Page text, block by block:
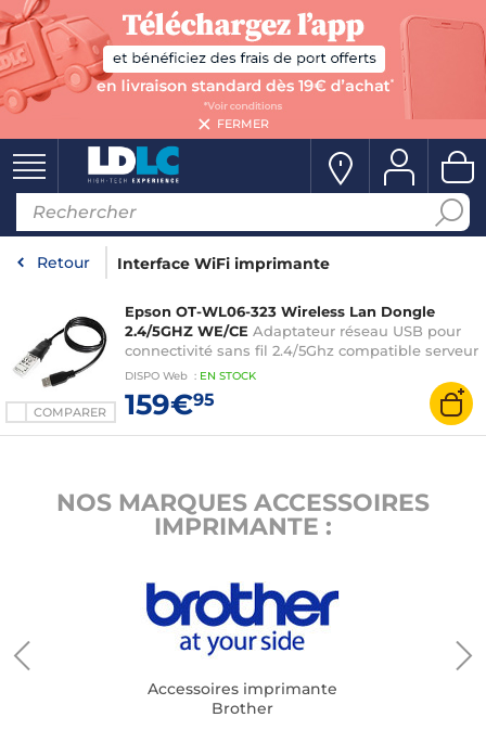
FERMER
Retour Interface WiFi imprimante
COMPARER
Epson OT-WL06-323 Wireless Lan Dongle
2.4/5GHZ WE/CE Adaptateur réseau USB pour
connectivité sans fil 2.4/5Ghz compatible serveur
d'impression externe Epson
DISPO Web : EN STOCK
159€95
NOS MARQUES ACCESSOIRES
IMPRIMANTE :
Accessoires imprimante
Brother